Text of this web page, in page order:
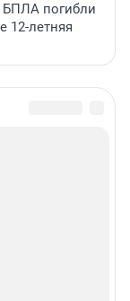
БПЛА погибли
12-летняя